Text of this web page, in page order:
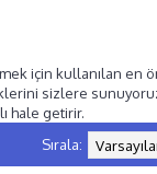
için kullanılan en
sizlere sunuyoruz.
hale getirir.
Sırala: